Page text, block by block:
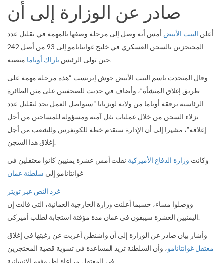
صادر عن الوزارة إلى أن
أعلن البيت الأبيض أمس أنه وصل إلى مرحلة وصفها بالمهمة في تقليل عدد
المحتجزين بالسجن العسكري في خليج غوانتانامو إلى 93 من أصل 242
حين تولى الرئيس باراك أوباما منصبه.
وقال المتحدث باسم البيت الأبيض جوش إيرنست “هذه مرحلة مهمة على
طريق إغلاق المنشأة”، وأضاف في حديث للصحفيين على متن الطائرة
الرئاسية برفقة أوباما من ولاية لويزيانا “سنواصل العمل بجد لتقليل عدد
نزلاء السجن من خلال عمليات نقل آمنة ومسؤولة للمساجين من أجل
إغلاقه”، مشيرا إلى أن الإدارة ستقدم خطة للكونغرس وللشعب من أجل
إغلاق هذا السجن.
وكانت وزارة الدفاع الأميركية نقلت أمس عشرة يمنيين كانوا معتقلين في
غوانتانامو إلى سلطنة عمان
غرد النص عبر تويتر
ووصلوا مساء، حسبما أعلنت وزارة الخارجية العمانية، التي قالت إن
اليمنيين العشرة سيبقون في عمان مدة مؤقتة استجابة لطلب أميركي.
وأشار بيان صادر عن الوزارة إلى أن واشنطن أعربت عن رغبتها في إغلاق
معتقل غوانتانامو، وأن السلطنة تريد المساعدة في تسوية قضية المحتجزين
في المعتقل مراعاة لظروفهم الإنسانية.